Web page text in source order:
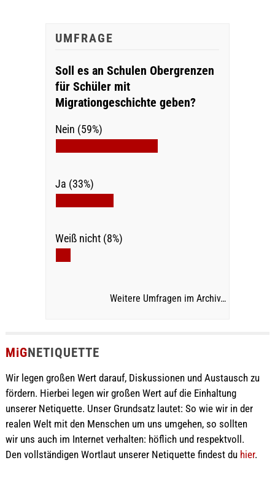
UMFRAGE
Soll es an Schulen Obergrenzen
für Schüler mit
Migrationgeschichte geben?
Nein (59%)
Ja (33%)
Weiß nicht (8%)
Weitere Umfragen im Archiv…
MiGNETIQUETTE
Wir legen großen Wert darauf, Diskussionen und Austausch zu
fördern. Hierbei legen wir großen Wert auf die Einhaltung
unserer Netiquette. Unser Grundsatz lautet: So wie wir in der
realen Welt mit den Menschen um uns umgehen, so sollten
wir uns auch im Internet verhalten: höflich und respektvoll.
Den vollständigen Wortlaut unserer Netiquette findest du hier.